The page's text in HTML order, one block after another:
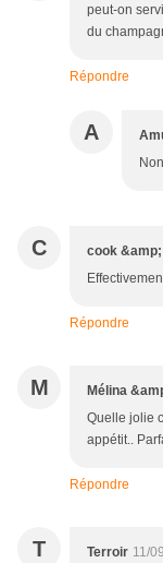
peut-on
du
Répondre
A
C cook
Répondre
M Mélina
Quelle jolie
appétit..
Répondre
T Terroir 11/